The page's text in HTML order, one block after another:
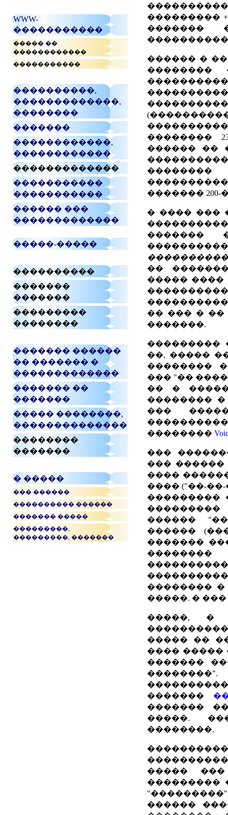
WWW-
�����������
����� ��
������������
�����������
����������,
�������������,
��������
�������
������������,
������������
�������������
�����������
�����������
������ ���
�������������
�����-�����
����������
�������
�������
���������
��������
������� ������
�� ������� �
�������������
������� ��
�������
����� ��������,
��������������
��������
�������
� �����
��� ������
���������� ������
������� �����
���������,
���������, �������
���������
�������
������ �
��������
��������
������ ��
��������
�������
� ���� ���
�������
��
�����
�� ��� � ��
�������.
���������
��, �����
��������
��� "��
�� �
��������
���
��������
���
��� ������
����
���� ("��-
���������
������
������
�������
��������
�����. �
�����, �
����� ��
���� �����
�������
����������
�������
�������
�����.
��������.
�����
���������
������